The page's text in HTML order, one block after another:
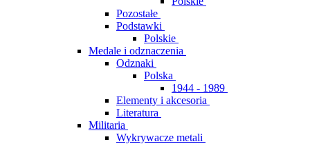
Pozostałe
Podstawki
Polskie
Medale i odznaczenia
Odznaki
Polska
1944 - 1989
Elementy i akcesoria
Literatura
Militaria
Wykrywacze metali